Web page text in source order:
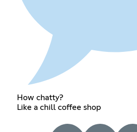
How chatty?
Like a chill coffee shop